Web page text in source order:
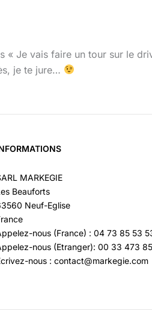
Je vais faire un tour sur le
je te jure…
MARKEGIE
Beauforts
Neuf-Eglise
nous (France) : 04 73 85 53
nous (Etranger): 00 33 473
nous : contact@markegie.com